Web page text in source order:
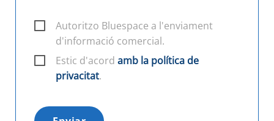
Autoritzo Bluespace a l'enviament
d'informació comercial.
Estic d'acord amb la política de
privacitat.